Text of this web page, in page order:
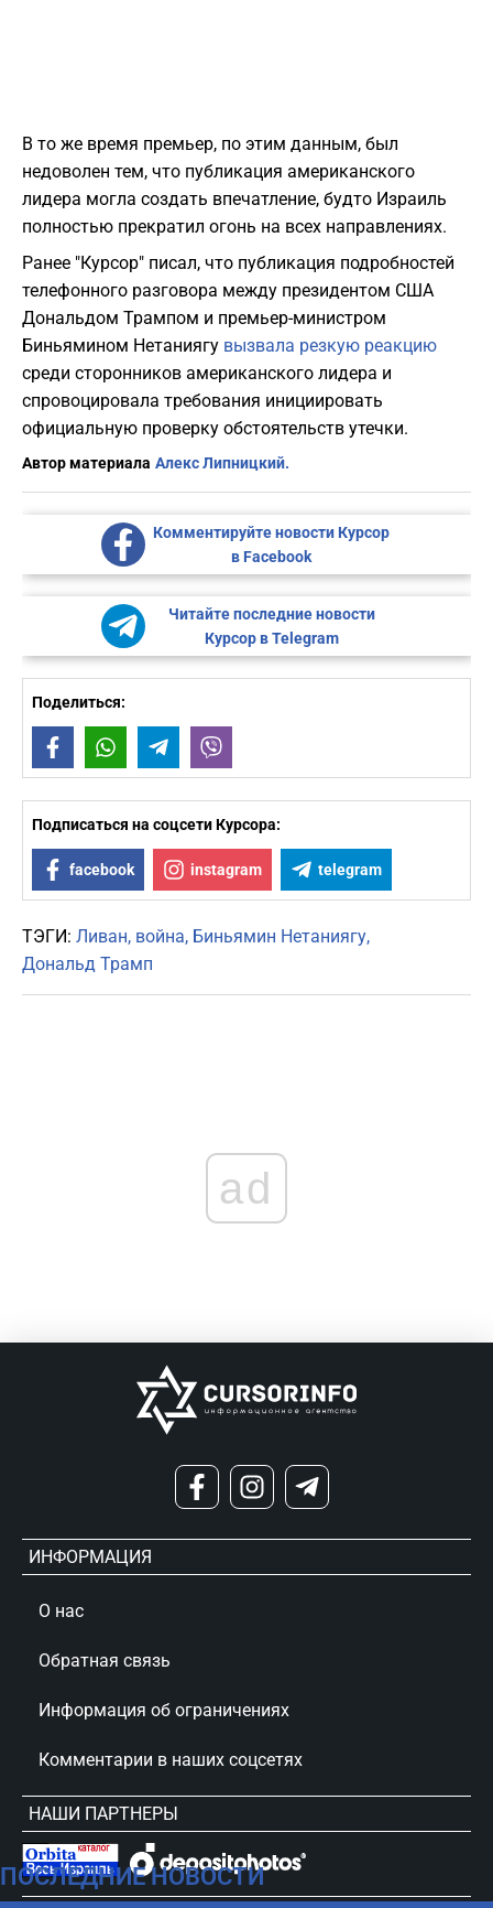
В то же время премьер, по этим данным, был
недоволен тем, что публикация американского
лидера могла создать впечатление, будто Израиль
полностью прекратил огонь на всех направлениях.
Ранее "Курсор" писал, что публикация подробностей
телефонного разговора между президентом США
Дональдом Трампом и премьер-министром
Биньямином Нетаниягу вызвала резкую реакцию
среди сторонников американского лидера и
спровоцировала требования инициировать
официальную проверку обстоятельств утечки.
Автор материала Алекс Липницкий.
Комментируйте новости Курсор
в Facebook
Читайте последние новости
Курсор в Telegram
Поделиться:
FacebookWhatsAppTelegram
Подписаться на соцсети Курсора:
facebook instagram telegram
ТЭГИ: Ливан война Биньямин Нетаниягу
Дональд Трамп
ПОСЛЕДНИЕ НОВОСТИ
ad
ИНФОРМАЦИЯ
О нас
Обратная связь
Информация об ограничениях
Комментарии в наших соцсетях
НАШИ ПАРТНЕРЫ